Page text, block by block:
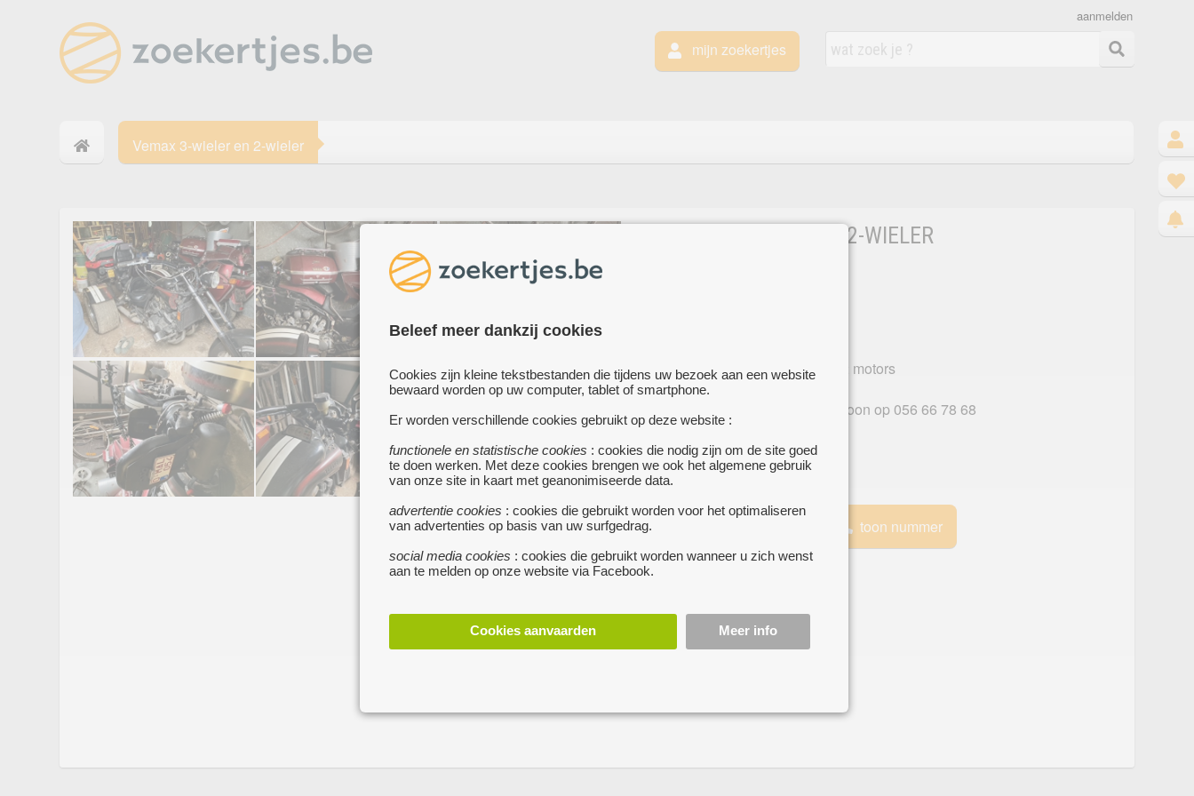
Beleef meer dankzij cookies
Cookies zijn kleine tekstbestanden die tijdens uw bezoek aan een website
bewaard worden op uw computer, tablet of smartphone.
Er worden verschillende cookies gebruikt op deze website :
functionele en statistische cookies : cookies die nodig zijn om de site goed
te doen werken. Met deze cookies brengen we ook het algemene gebruik
van onze site in kaart met geanonimiseerde data.
advertentie cookies : cookies die gebruikt worden voor het optimaliseren
van advertenties op basis van uw surfgedrag.
social media cookies : cookies die gebruikt worden wanneer u zich wenst
aan te melden op onze website via Facebook.
Cookies aanvaarden Meer info
mijn zoekertjes
aanmelden
Vemax 3-wieler en 2-wieler
VEMAX 3-WIELER EN 2-WIELER
Vraagprijs: 3.000 euro voor de 2 motors
contacteren kan alleen per telefoon op 056 66 78 68
prijs : 3000 €
toon nummer